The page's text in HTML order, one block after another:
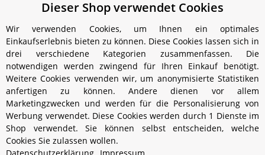
Informationen
Dieser Shop verwendet Cookies
Wir verwenden Cookies, um Ihnen ein optimales
Einkaufserlebnis bieten zu können. Diese Cookies lassen sich in
drei verschiedene Kategorien zusammenfassen. Die
notwendigen werden zwingend für Ihren Einkauf benötigt.
Weitere Cookies verwenden wir, um anonymisierte Statistiken
anfertigen zu können. Andere dienen vor allem
Marketingzwecken und werden für die Personalisierung von
Werbung verwendet. Diese Cookies werden durch 1 Dienste im
Shop verwendet. Sie können selbst entscheiden, welche
Cookies Sie zulassen wollen.